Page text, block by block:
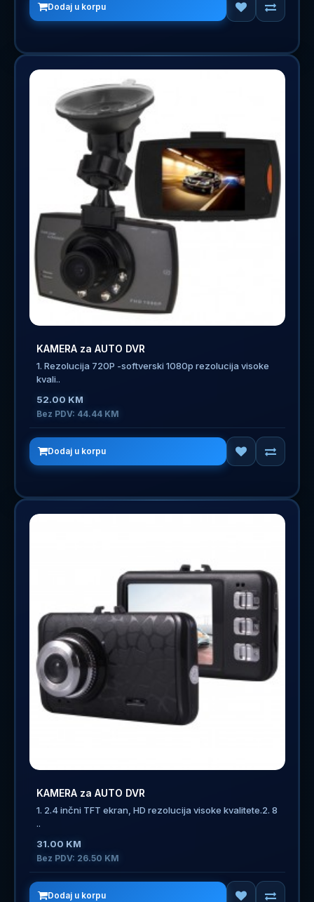
Dodaj u korpu
KAMERA za AUTO DVR
1. Rezolucija 720P -softverski 1080p rezolucija visoke
kvali..
52.00 KM
Bez PDV: 44.44 KM
Dodaj u korpu
KAMERA za AUTO DVR
1. 2.4 inčni TFT ekran, HD rezolucija visoke kvalitete.2. 8
..
31.00 KM
Bez PDV: 26.50 KM
Dodaj u korpu